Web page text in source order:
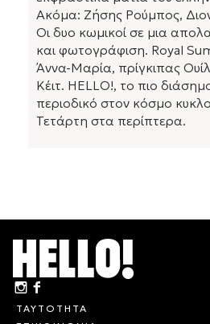
Ακόμα: Ζήσης Ρούμπος,
Οι δυο κωμικοί σε μια
και φωτογράφιση. Royal
Άννα-Μαρία, πρίγκιπας
Κέιτ. HELLO!, το πιο
περιοδικό στον κόσμο
Τετάρτη στα περίπτερα.
ΤΑΥΤΟΤΗΤΑ